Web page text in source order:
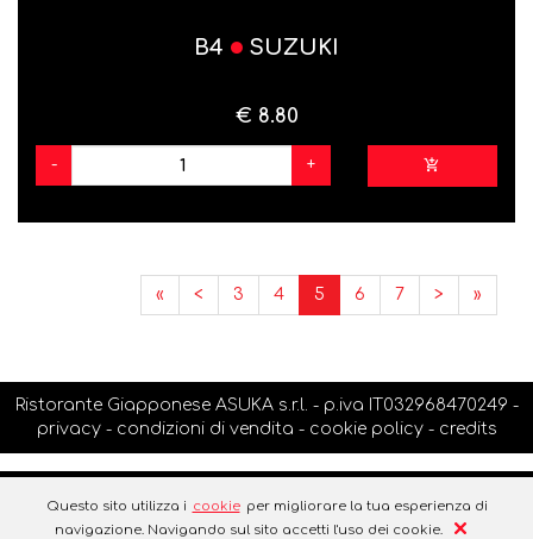
B4 SUZUKI
€ 8.80
- +
« < 3 4 5 6 7 > »
Ristorante Giapponese ASUKA s.r.l. - p.iva IT032968470249 -
privacy - condizioni di vendita - cookie policy- credits
Questo sito utilizza i cookie per migliorare la tua esperienza di
navigazione. Navigando sul sito accetti l'uso dei cookie.